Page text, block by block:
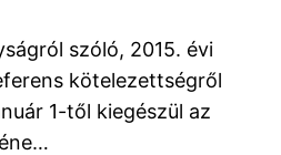
szóló, 2015. évi
kötelezettségről
1-től kiegészül az